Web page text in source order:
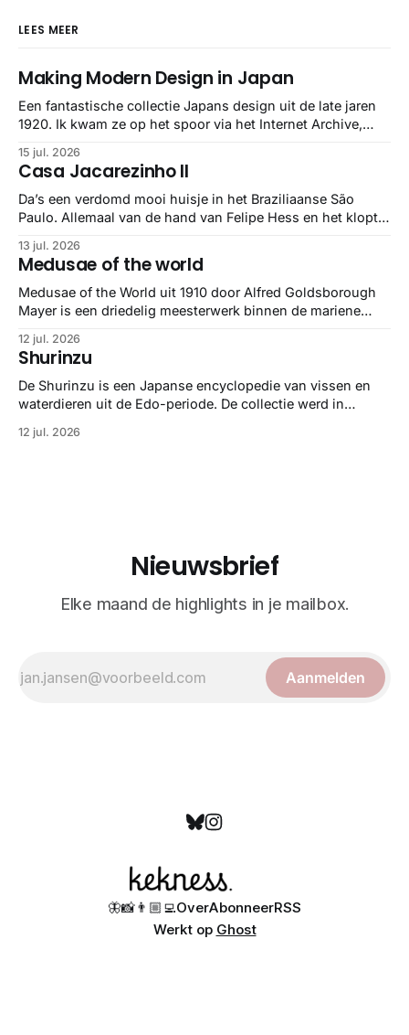
LEES MEER
Making Modern Design in Japan
Een fantastische collectie Japans design uit de late jaren
1920. Ik kwam ze op het spoor via het Internet Archive,
gebundeld in een: boek ✨ Daarin hebben ze alle scans een
stuk netter getrokken, maar op deze manier vind ik ze er
minstens
15 jul. 2026
Casa Jacarezinho II
Da’s een verdomd mooi huisje in het Braziliaanse São
Paulo. Allemaal van de hand van Felipe Hess en het klopt
13 jul. 2026
Medusae of the world
Medusae of the World uit 1910 door Alfred Goldsborough
Mayer is een driedelig meesterwerk binnen de mariene
gedetailleerd overzicht van kwallensoorten en hun
taxonomie. Het boek staat bekend om de combinatie van
strikte wetenschap met prachtige, handgetekende
illustraties en kleurendrukplaten van Mayer zelf.
12 jul. 2026
Shurinzu
De Shurinzu is een Japanse encyclopedie van vissen en
waterdieren uit de Edo-periode. De collectie werd in
bekend om verfijnde technieken en bijna driedimensionale
12 jul. 2026
Nieuwsbrief
Elke maand de highlights in je mailbox.
Aanmelden
🦋📸👨🏼‍💻OverAbonneerRSS
Werkt op Ghost